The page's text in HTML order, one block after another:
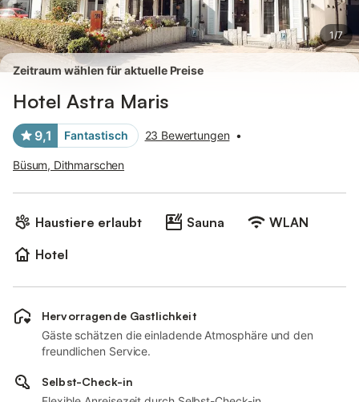
1/7
Zeitraum wählen für aktuelle Preise
Hotel Astra Maris
9,1 Fantastisch 23 Bewertungen •
Büsum, Dithmarschen
Haustiere erlaubt Sauna
WLAN
Hotel
Hervorragende Gastlichkeit
Gäste schätzen die einladende Atmosphäre und den
freundlichen Service.
Selbst-Check-in